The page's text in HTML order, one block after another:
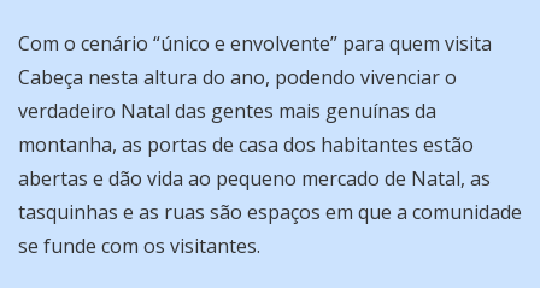
Com o cenário “único e envolvente” para quem visita
Cabeça nesta altura do ano, podendo vivenciar o
verdadeiro Natal das gentes mais genuínas da
montanha, as portas de casa dos habitantes estão
abertas e dão vida ao pequeno mercado de Natal, as
tasquinhas e as ruas são espaços em que a comunidade
se funde com os visitantes.